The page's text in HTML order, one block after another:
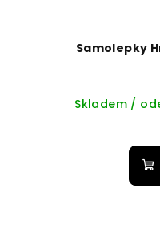
Samolepky
Skladem /